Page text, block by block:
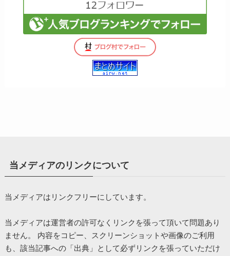
当メディアのリンクについて
当メディアはリンクフリーにしています。
当メディアは運営者の許可なくリンクを張って頂いて問題あり
ません。 内容をコピー、スクリーンショットや画像のご利用
も、該当記事への「出典」として必ずリンクを張っていただけ